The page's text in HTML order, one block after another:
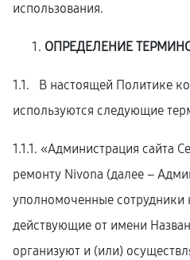
использования.
ОПРЕДЕЛЕНИЕ
1.1. В настоящей Политике
используются следующие
1.1.1. «Администрация сайта
ремонту Nivona (далее –
уполномоченные сотрудники
действующие от имени
организуют и (или)